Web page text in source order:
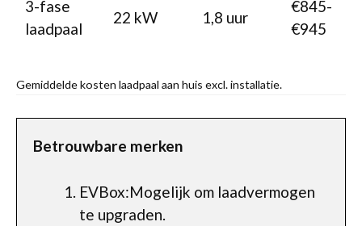
3-fase
laadpaal
22 kW 1,8 uur
€845-
€945
Gemiddelde kosten laadpaal aan huis excl. installatie.
Betrouwbare merken
EVBox:Mogelijk om laadvermogen
te upgraden.